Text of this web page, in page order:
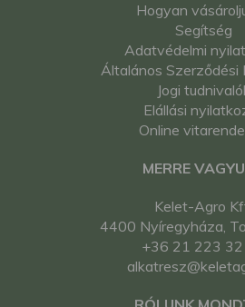
Hogyan
Segítség
Adatvédelmi
Általános Szerződési
Jogi
Elállási
Online
MERRE
Kelet-Agro
4400 Nyíregyháza,
+36 21 223